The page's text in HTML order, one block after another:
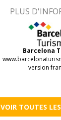
PLUS
Barcelona
version
VOIR TOUTES